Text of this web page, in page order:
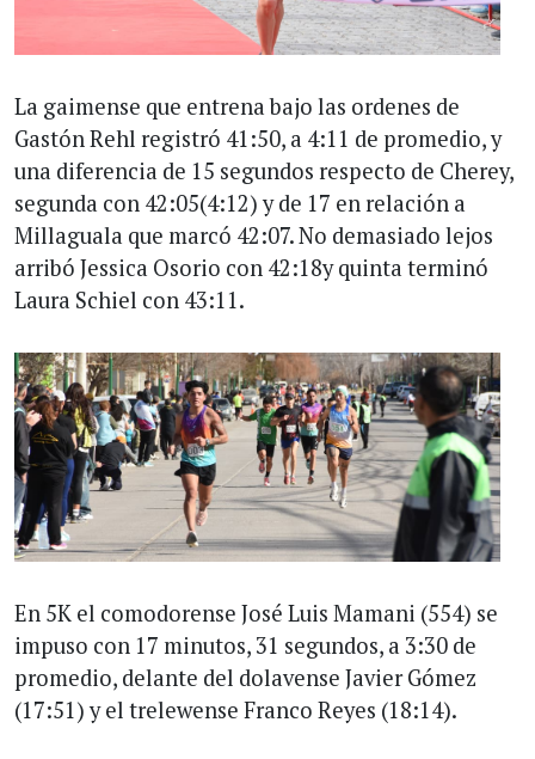
La gaimense que entrena bajo las ordenes de
Gastón Rehl registró 41:50, a 4:11 de promedio, y
una diferencia de 15 segundos respecto de Cherey,
segunda con 42:05(4:12) y de 17 en relación a
Millaguala que marcó 42:07. No demasiado lejos
arribó Jessica Osorio con 42:18y quinta terminó
Laura Schiel con 43:11.
En 5K el comodorense José Luis Mamani (554) se
impuso con 17 minutos, 31 segundos, a 3:30 de
promedio, delante del dolavense Javier Gómez
(17:51) y el trelewense Franco Reyes (18:14).